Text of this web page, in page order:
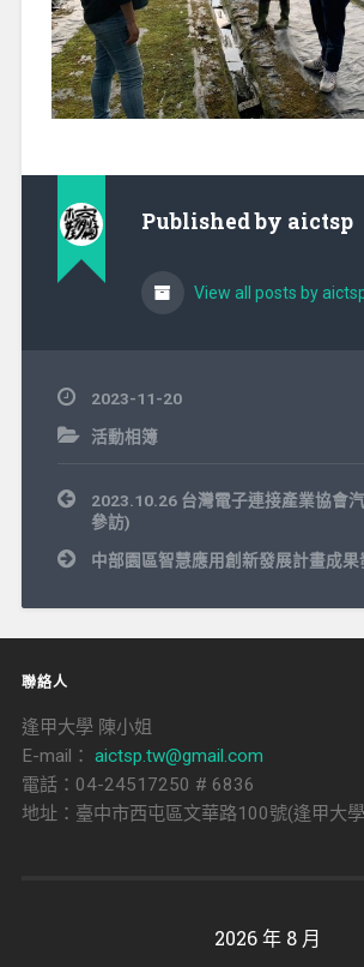
Published by aictsp
View all posts by
2023-11-20
活動相簿
文
章
覽
2023.10.26 台灣電子連接產業協會
參訪)
中部園區智慧應用創新發展計畫成果
聯絡人
逢甲大學 陳小姐
E-mail： aictsp.tw@gmail.com
電話：04-24517250 # 6836
地址：臺中市西屯區文華路100號(逢甲大
2026 年 8 月